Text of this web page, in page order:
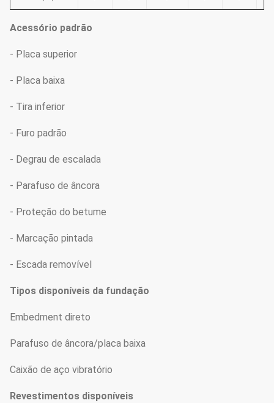
Acessório padrão
- Placa superior
- Placa baixa
- Tira inferior
- Furo padrão
- Degrau de escalada
- Parafuso de âncora
- Proteção do betume
- Marcação pintada
- Escada removível
Tipos disponíveis da fundação
Embedment direto
Parafuso de âncora/placa baixa
Caixão de aço vibratório
Revestimentos disponíveis